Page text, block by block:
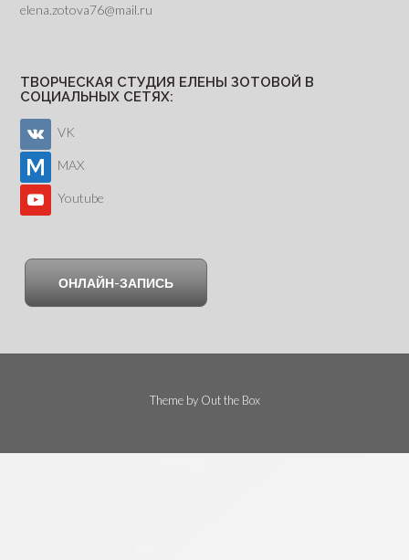
elena.zotova76@mail.ru
ТВОРЧЕСКАЯ СТУДИЯ ЕЛЕНЫ ЗОТОВОЙ В
СОЦИАЛЬНЫХ СЕТЯХ:
VK
MAX
Youtube
ОНЛАЙН-ЗАПИСЬ
Theme by Out the Box